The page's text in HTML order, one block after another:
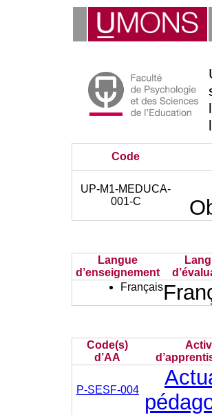
Code
UP-M1-MEDUCA-
001-C
Langue
d’enseignement
Français
Code(s)
d’AA
P-SESF-004